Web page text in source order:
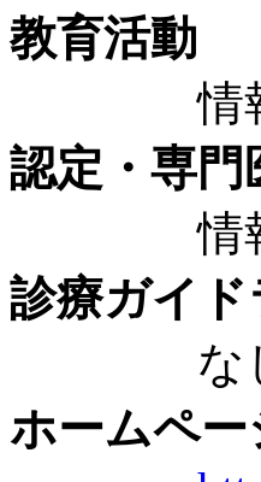
教育活動
情報
認定・専門
情報
診療ガイド
な
ホームペー